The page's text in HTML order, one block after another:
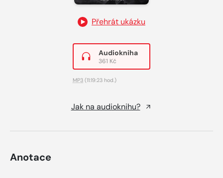
Přehrát ukázku
Audiokniha
361 Kč
MP3 (11:19:23 hod.)
Jak na audioknihu?
Anotace